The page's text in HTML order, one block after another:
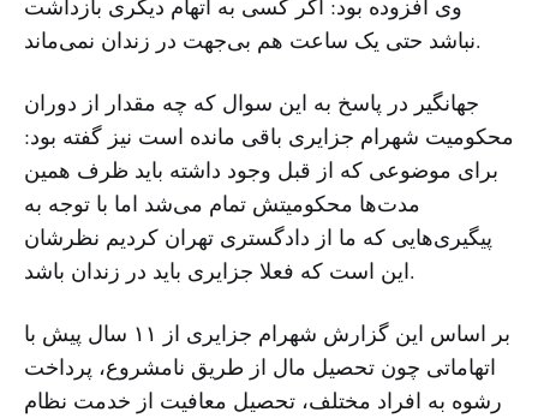
وی افزوده بود: اگر کسی به اتهام دیگری بازداشت
نباشد حتی یک ساعت هم بی‌جهت در زندان نمی‌ماند.
جهانگیر در پاسخ به این سوال که چه مقدار از دوران
محکومیت شهرام جزایری باقی مانده است نیز گفته بود:
برای موضوعی که از قبل وجود داشته باید ظرف همین
مدت‌ها محکومیتش تمام می‌شد اما با توجه به
پیگیری‌هایی که ما از دادگستری تهران کردیم نظرشان
این است که فعلا جزایری باید در زندان باشد.
بر اساس این گزارش شهرام جزایری از ۱۱ سال پیش با
اتهاماتی چون تحصیل مال از طریق نامشروع، پرداخت
رشوه به افراد مختلف،‌ تحصیل معافیت از خدمت نظام